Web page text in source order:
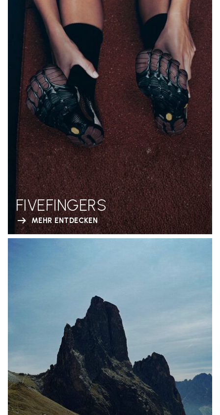
FIVEFINGERS
MEHR ENTDECKEN